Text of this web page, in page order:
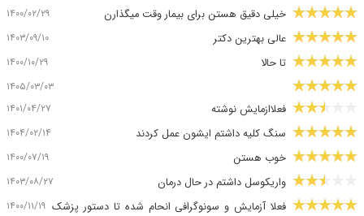
خیلی دقیق هستن برای بیمار وقت میگذارن ۱۴۰۰/۰۲/۲۹
عالی بهترین دکتر ۱۴۰۳/۰۹/۱۰
تا حالا
۱۴۰۰/۱۰/۲۹
۱۴۰۵/۰۳/۰۳
فعلاازمایش نوشته ۱۴۰۱/۰۴/۲۷
سنگ کلیه داشتم ایشون عمل کردند ۱۴۰۴/۰۲/۱۴
خوب هستن ۱۴۰۰/۰۷/۱۹
واریکوسل داشتم در حال درمان ۱۴۰۳/۰۸/۲۷
فعلا آزمایش و سونوگرافی انحام شده تا دستور پزشک ۱۴۰۰/۱۱/۱۹